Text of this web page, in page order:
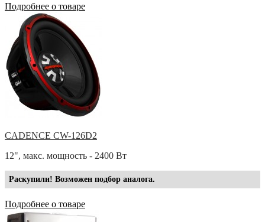
Подробнее о товаре
CADENCE CW-126D2
12", макс. мощность - 2400 Вт
Раскупили! Возможен подбор аналога.
Подробнее о товаре